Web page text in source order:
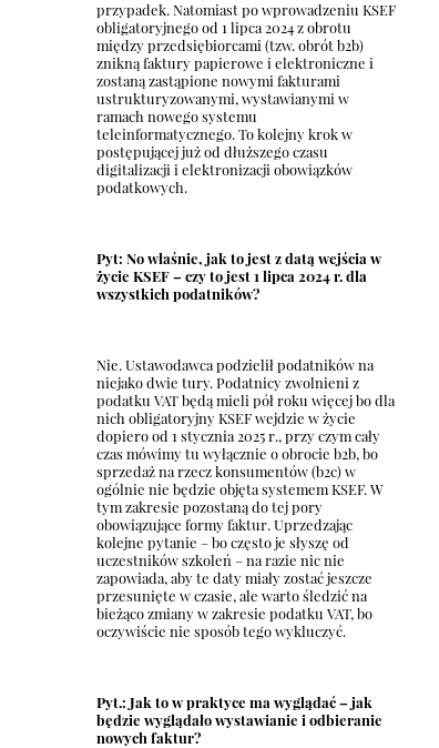
przypadek. Natomiast po wprowadzeniu KSEF
obligatoryjnego od 1 lipca 2024 z obrotu
między przedsiębiorcami (tzw. obrót b2b)
znikną faktury papierowe i elektroniczne i
zostaną zastąpione nowymi fakturami
ustrukturyzowanymi, wystawianymi w
ramach nowego systemu
teleinformatycznego. To kolejny krok w
postępującej już od dłuższego czasu
digitalizacji i elektronizacji obowiązków
podatkowych.
Pyt: No właśnie, jak to jest z datą wejścia w
życie KSEF – czy to jest 1 lipca 2024 r. dla
wszystkich podatników?
Nie. Ustawodawca podzielił podatników na
niejako dwie tury. Podatnicy zwolnieni z
podatku VAT będą mieli pół roku więcej bo dla
nich obligatoryjny KSEF wejdzie w życie
dopiero od 1 stycznia 2025 r., przy czym cały
czas mówimy tu wyłącznie o obrocie b2b, bo
sprzedaż na rzecz konsumentów (b2c) w
ogólnie nie będzie objęta systemem KSEF. W
tym zakresie pozostaną do tej pory
obowiązujące formy faktur. Uprzedzając
kolejne pytanie – bo często je słyszę od
uczestników szkoleń – na razie nic nie
zapowiada, aby te daty miały zostać jeszcze
przesunięte w czasie, ale warto śledzić na
bieżąco zmiany w zakresie podatku VAT, bo
oczywiście nie sposób tego wykluczyć.
Pyt.: Jak to w praktyce ma wyglądać – jak
będzie wyglądało wystawianie i odbieranie
nowych faktur?